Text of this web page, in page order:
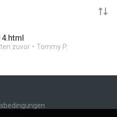
zuvor Tommy P.